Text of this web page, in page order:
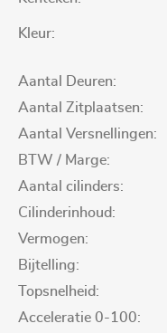
Kleur:
Aantal Deuren:
Aantal Zitplaatsen:
Aantal Versnellingen:
BTW / Marge:
Aantal cilinders:
Cilinderinhoud:
Vermogen:
Bijtelling:
Topsnelheid:
Acceleratie 0-100: